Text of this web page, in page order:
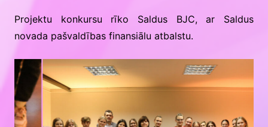
Projektu konkursu rīko Saldus BJC, ar Saldus
novada pašvaldības finansiālu atbalstu.